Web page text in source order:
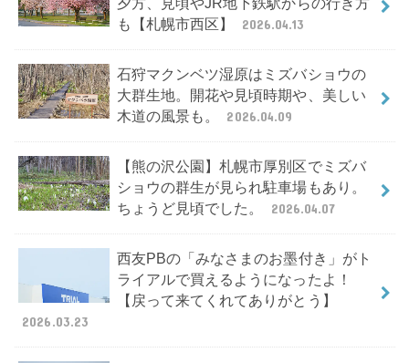
夕方、見頃やJR地下鉄駅からの行き方
も【札幌市西区】
2026.04.13
石狩マクンベツ湿原はミズバショウの
大群生地。開花や見頃時期や、美しい
木道の風景も。
2026.04.09
【熊の沢公園】札幌市厚別区でミズバ
ショウの群生が見られ駐車場もあり。
ちょうど見頃でした。
2026.04.07
西友PBの「みなさまのお墨付き」がト
ライアルで買えるようになったよ！
【戻って来てくれてありがとう】
2026.03.23